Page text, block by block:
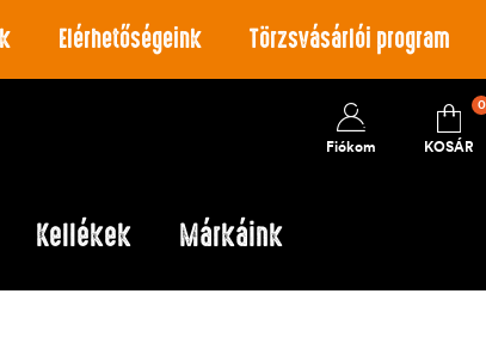
Elérhetőségeink Törzsvásárlói program
Fiókom KOSÁR
0
Kellékek Márkáink